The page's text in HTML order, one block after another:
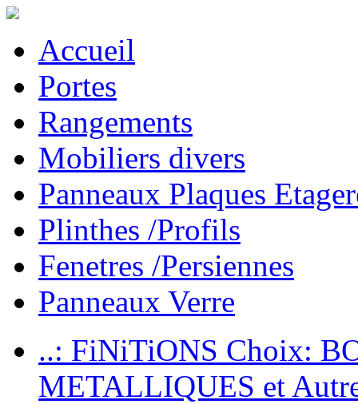
Accueil
Portes
Rangements
Mobiliers divers
Panneaux Plaques
Plinthes /Profils
Fenetres /Persiennes
Panneaux Verre
..: FiNiTiONS Choix:
METALLIQUES et